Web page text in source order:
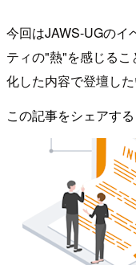
今回はJAWS-UGのイ
ティの"熱"を感じる
化した内容で登壇し
この記事をシェアする